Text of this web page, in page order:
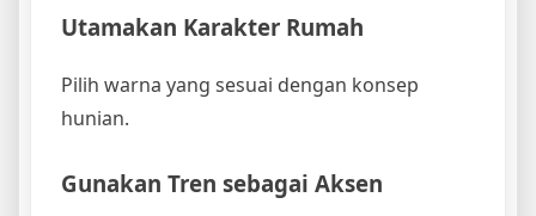
Utamakan Karakter Rumah
Pilih warna yang sesuai dengan konsep
hunian.
Gunakan Tren sebagai Aksen